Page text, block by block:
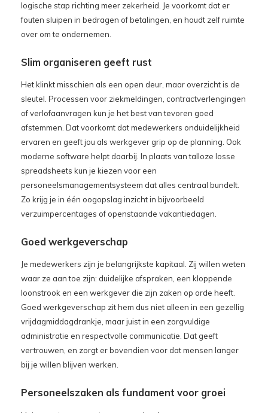
logische stap richting meer zekerheid. Je voorkomt dat er
fouten sluipen in bedragen of betalingen, en houdt zelf ruimte
over om te ondernemen.
Slim organiseren geeft rust
Het klinkt misschien als een open deur, maar overzicht is de
sleutel. Processen voor ziekmeldingen, contractverlengingen
of verlofaanvragen kun je het best van tevoren goed
afstemmen. Dat voorkomt dat medewerkers onduidelijkheid
ervaren en geeft jou als werkgever grip op de planning. Ook
moderne software helpt daarbij. In plaats van talloze losse
spreadsheets kun je kiezen voor een
personeelsmanagementsysteem dat alles centraal bundelt.
Zo krijg je in één oogopslag inzicht in bijvoorbeeld
verzuimpercentages of openstaande vakantiedagen.
Goed werkgeverschap
Je medewerkers zijn je belangrijkste kapitaal. Zij willen weten
waar ze aan toe zijn: duidelijke afspraken, een kloppende
loonstrook en een werkgever die zijn zaken op orde heeft.
Goed werkgeverschap zit hem dus niet alleen in een gezellig
vrijdagmiddagdrankje, maar juist in een zorgvuldige
administratie en respectvolle communicatie. Dat geeft
vertrouwen, en zorgt er bovendien voor dat mensen langer
bij je willen blijven werken.
Personeelszaken als fundament voor groei